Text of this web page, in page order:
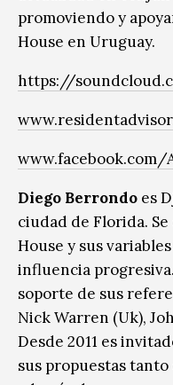
promoviendo y
House en Uruguay.
https://
www.facebook.com/
Diego Berrondo es
ciudad de Florida.
House y sus
influencia
soporte de sus
Nick Warren (Uk),
Desde 2011 es
sus propuestas